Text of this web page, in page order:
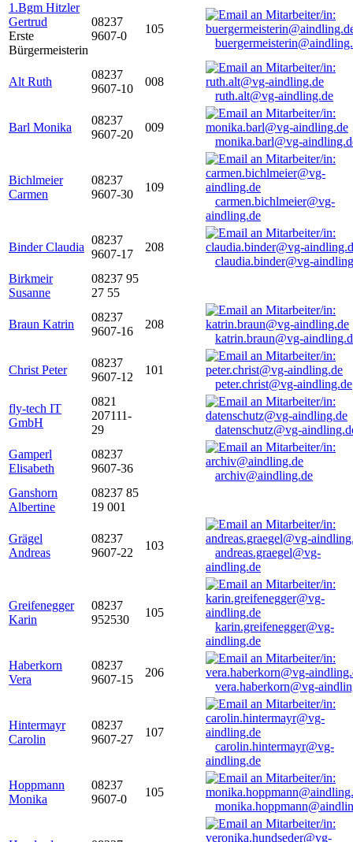
1.Bgm Hitzler
Gertrud
Erste
Bürgermeisterin
08237
9607-0
105
Alt Ruth
08237
9607-10
008
ruth.alt@vg-aindling.de
Barl Monika
08237
9607-20
009
monika.barl@vg-
Bichlmeier
Carmen
08237
9607-30
109
carmen.bichlmeier@vg-
aindling.de
Binder Claudia
08237
9607-17
208
claudia.binder@vg-
Birkmeir
Susanne
08237 95
27 55
Braun Katrin
08237
9607-16
208
katrin.braun@vg-
Christ Peter
08237
9607-12
101
peter.christ@vg-aindling.de
fly-tech IT
GmbH
0821
207111-
29
datenschutz@vg-
Gamperl
Elisabeth
08237
9607-36
archiv@aindling.de
Ganshorn
Albertine
08237 85
19 001
Grägel
Andreas
08237
9607-22
103
andreas.graegel@vg-
aindling.de
Greifenegger
Karin
08237
952530
105
karin.greifenegger@vg-
aindling.de
Haberkorn
Vera
08237
9607-15
206
vera.haberkorn@vg-
Hintermayr
Carolin
08237
9607-27
107
carolin.hintermayr@vg-
aindling.de
Hoppmann
Monika
08237
9607-0
105